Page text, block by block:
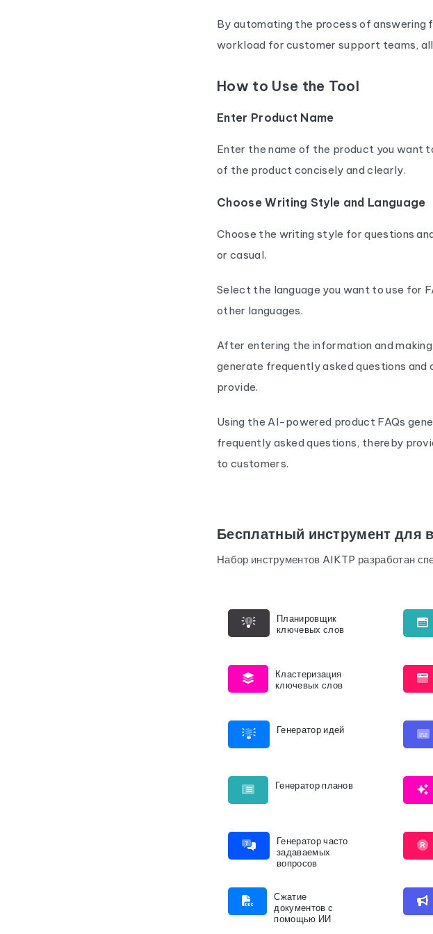
By automating the process of answering
workload for customer support teams,
How to Use the Tool
Enter Product Name
Enter the name of the product you want
of the product concisely and clearly.
Choose Writing Style and Language
Choose the writing style for questions
or casual.
Select the language you want to use for
other languages.
After entering the information and
generate frequently asked questions and
provide.
Using the AI-powered product FAQs
frequently asked questions, thereby
to customers.
Бесплатный инструмент для
Набор инструментов AIKTP разработан
Планировщик
ключевых слов
Кластеризация
ключевых слов
Генератор идей
Генератор планов
Генератор часто
задаваемых
вопросов
Сжатие
документов с
помощью ИИ